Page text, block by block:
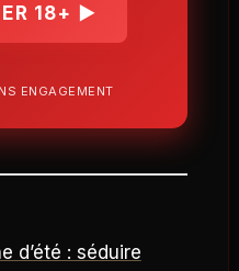
18+ ▶
ENGAGEMENT
d’été : séduire